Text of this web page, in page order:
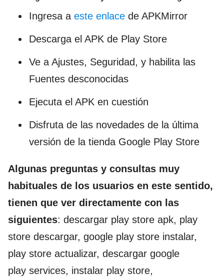
Ingresa a este enlace de APKMirror
Descarga el APK de Play Store
Ve a Ajustes, Seguridad, y habilita las
Fuentes desconocidas
Ejecuta el APK en cuestión
Disfruta de las novedades de la última
versión de la tienda Google Play Store
Algunas preguntas y consultas muy
habituales de los usuarios en este sentido,
tienen que ver directamente con las
siguientes: descargar play store apk, play
store descargar, google play store instalar,
play store actualizar, descargar google
play services, instalar play store,